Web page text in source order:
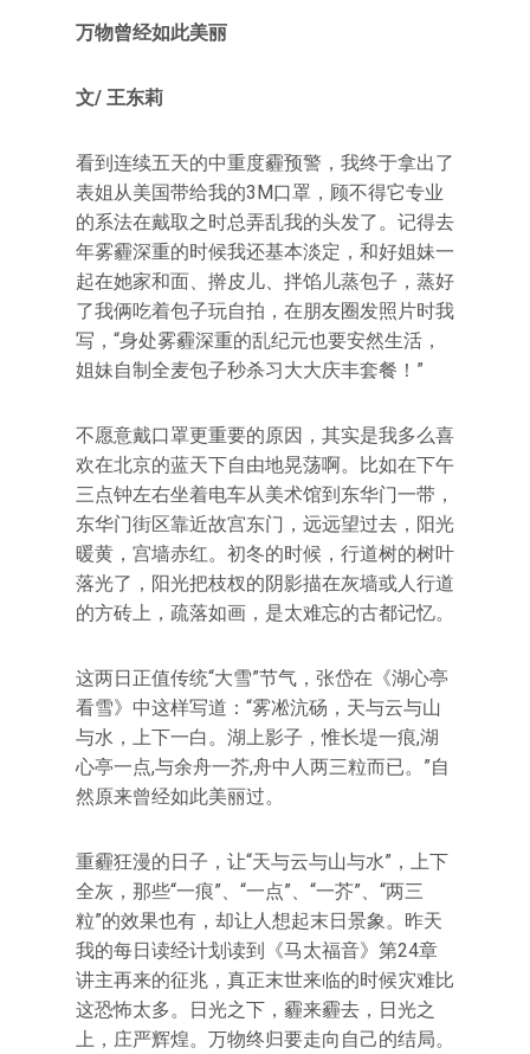
万物曾经如此美丽
文/ 王东莉
看到连续五天的中重度霾预警，我终于拿出了
表姐从美国带给我的3M口罩，顾不得它专业
的系法在戴取之时总弄乱我的头发了。记得去
年雾霾深重的时候我还基本淡定，和好姐妹一
起在她家和面、擀皮儿、拌馅儿蒸包子，蒸好
了我俩吃着包子玩自拍，在朋友圈发照片时我
写，“身处雾霾深重的乱纪元也要安然生活，
姐妹自制全麦包子秒杀习大大庆丰套餐！”
不愿意戴口罩更重要的原因，其实是我多么喜
欢在北京的蓝天下自由地晃荡啊。比如在下午
三点钟左右坐着电车从美术馆到东华门一带，
东华门街区靠近故宫东门，远远望过去，阳光
暖黄，宫墙赤红。初冬的时候，行道树的树叶
落光了，阳光把枝杈的阴影描在灰墙或人行道
的方砖上，疏落如画，是太难忘的古都记忆。
这两日正值传统“大雪”节气，张岱在《湖心亭
看雪》中这样写道：“雾凇沆砀，天与云与山
与水，上下一白。湖上影子，惟长堤一痕,湖
心亭一点,与余舟一芥,舟中人两三粒而已。”自
然原来曾经如此美丽过。
重霾狂漫的日子，让“天与云与山与水”，上下
全灰，那些“一痕”、“一点”、“一芥”、“两三
粒”的效果也有，却让人想起末日景象。昨天
我的每日读经计划读到《马太福音》第24章
讲主再来的征兆，真正末世来临的时候灾难比
这恐怖太多。日光之下，霾来霾去，日光之
上，庄严辉煌。万物终归要走向自己的结局。